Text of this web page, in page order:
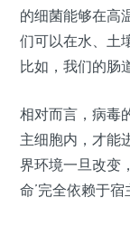
的细菌能够在高
们可以在水、土
比如，我们的肠
相对而言，病毒
主细胞内，才能
界环境一旦改变
命’完全依赖于宿